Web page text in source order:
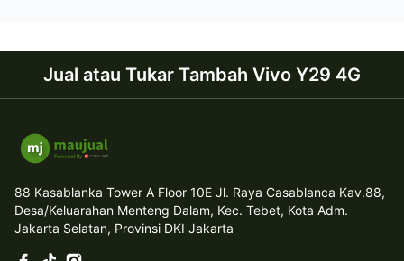
Jual atau Tukar Tambah Vivo Y29 4G
88 Kasablanka Tower A Floor 10E Jl. Raya Casablanca Kav.88,
Desa/Keluarahan Menteng Dalam, Kec. Tebet, Kota Adm.
Jakarta Selatan, Provinsi DKI Jakarta